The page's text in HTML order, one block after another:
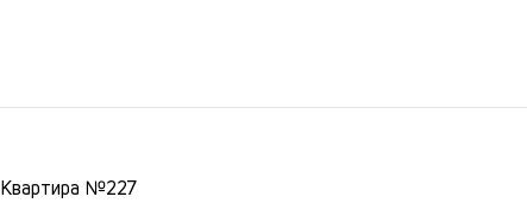
Квартира №227